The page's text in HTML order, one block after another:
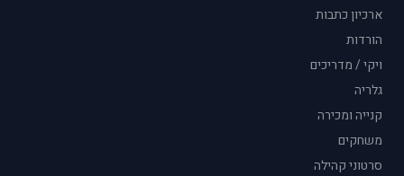
ארכיון כתבות
הורדות
ויקי / מדריכים
גלריה
קנייה ומכירה
משחקים
סרטוני קהילה